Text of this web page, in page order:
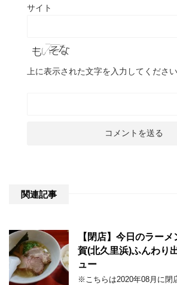
サイト
上に表示された文字を入力してください
関連記事
【閉店】今日のラー
賀(北久里浜)ふんわり
ュー
※こちらは2020年08月に閉